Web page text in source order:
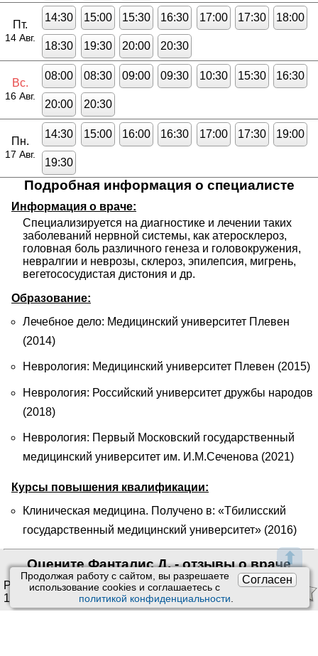
⬆
Согласен
Продолжая работу с сайтом, вы разрешаете
использование сookies и соглашаетесь с
политикой конфиденциальности.
Пт.
14 Авг.
14:30 15:00 15:30 16:30 17:00 17:30 18:00
18:30 19:30 20:00 20:30
Вс.
16 Авг.
08:00 08:30 09:00 09:30 10:30 15:30 16:30
20:00 20:30
Пн.
17 Авг.
14:30 15:00 16:00 16:30 17:00 17:30 19:00
19:30
Подробная информация о специалисте
Информация о враче:
Специализируется на диагностике и лечении таких
заболеваний нервной системы, как атеросклероз,
головная боль различного генеза и головокружения,
невралгии и неврозы, склероз, эпилепсия, мигрень,
вегетососудистая дистония и др.
Образование:
Лечебное дело: Медицинский университет Плевен
(2014)
Неврология: Медицинский университет Плевен (2015)
Неврология: Российский университет дружбы народов
(2018)
Неврология: Первый Московский государственный
медицинский университет им. И.М.Сеченова (2021)
Курсы повышения квалификации:
Клиническая медицина. Получено в: «Тбилисский
государственный медицинский университет» (2016)
Оцените Фанталис Д. - отзывы о враче
Рейтинг:4.20/5. Оценок:
1